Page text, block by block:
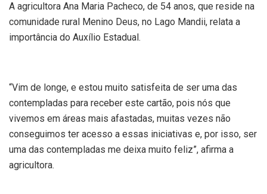
A agricultora Ana Maria Pacheco, de 54 anos, que reside na
comunidade rural Menino Deus, no Lago Mandii, relata a
importância do Auxílio Estadual.
“Vim de longe, e estou muito satisfeita de ser uma das
contempladas para receber este cartão, pois nós que
vivemos em áreas mais afastadas, muitas vezes não
conseguimos ter acesso a essas iniciativas e, por isso, ser
uma das contempladas me deixa muito feliz”, afirma a
agricultora.